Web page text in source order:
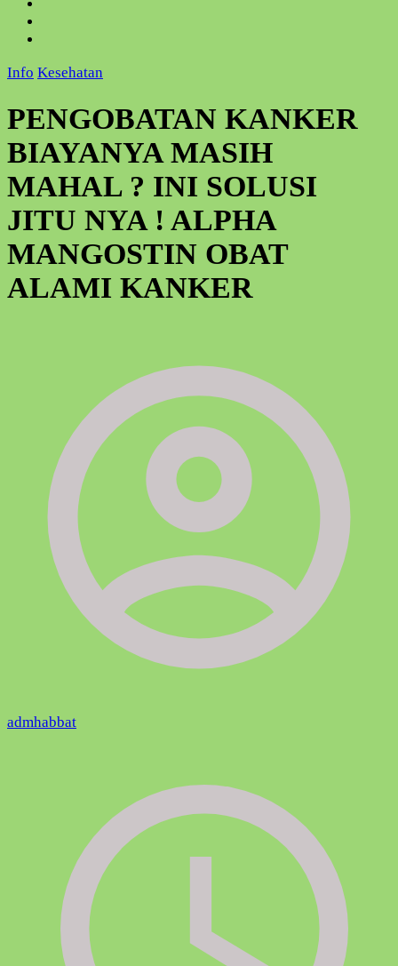
Info Kesehatan
PENGOBATAN KANKER
BIAYANYA MASIH
MAHAL ? INI SOLUSI
JITU NYA ! ALPHA
MANGOSTIN OBAT
ALAMI KANKER
admhabbat